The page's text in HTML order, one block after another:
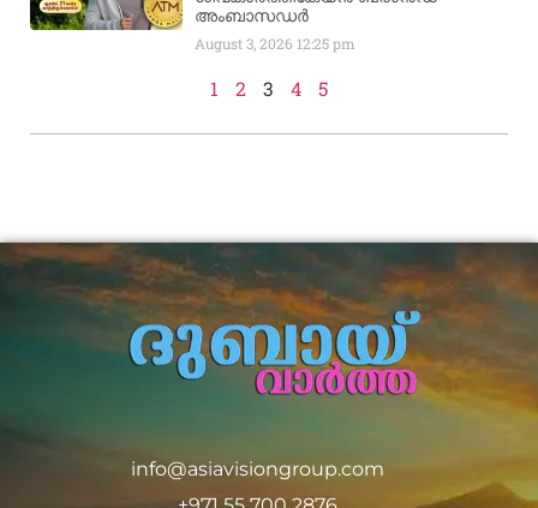
അംബാസഡര്‍
August 3, 2026 12:25 pm
1 2 3 4 5
info@asiavisiongroup.com